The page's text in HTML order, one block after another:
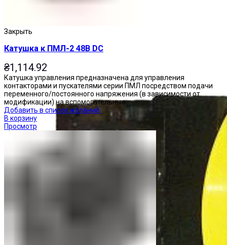
Закрыть
Катушка к ПМЛ-2 48В DC
₴1,114.92
Катушка управления предназначена для управления
контакторами и пускателями серии ПМЛ посредством подачи
переменного/постоянного напряжения (в зависимости от
модификации) на вспомогательные
Добавить в список желаний
В корзину
Просмотр